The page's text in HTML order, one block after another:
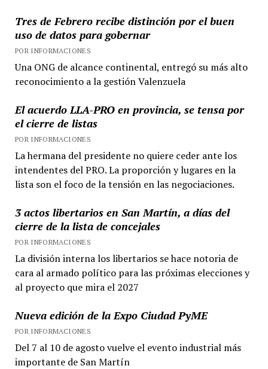
Tres de Febrero recibe distinción por el buen
uso de datos para gobernar
POR INFORMACIONES
Una ONG de alcance continental, entregó su más alto
reconocimiento a la gestión Valenzuela
El acuerdo LLA-PRO en provincia, se tensa por
el cierre de listas
POR INFORMACIONES
La hermana del presidente no quiere ceder ante los
intendentes del PRO. La proporción y lugares en la
lista son el foco de la tensión en las negociaciones.
3 actos libertarios en San Martín, a días del
cierre de la lista de concejales
POR INFORMACIONES
La división interna los libertarios se hace notoria de
cara al armado político para las próximas elecciones y
al proyecto que mira el 2027
Nueva edición de la Expo Ciudad PyME
POR INFORMACIONES
Del 7 al 10 de agosto vuelve el evento industrial más
importante de San Martín